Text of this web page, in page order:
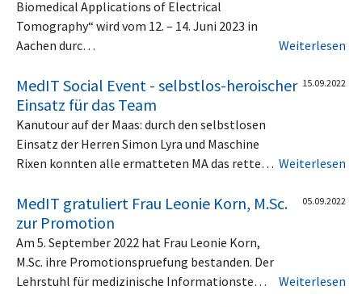
Biomedical Applications of Electrical
Tomography“ wird vom 12. – 14. Juni 2023 in
Aachen durc…
Weiterlesen
MedIT Social Event - selbstlos-heroischer
Einsatz für das Team
15.09.2022
Kanutour auf der Maas: durch den selbstlosen
Einsatz der Herren Simon Lyra und Maschine
Rixen konnten alle ermatteten MA das rette… Weiterlesen
MedIT gratuliert Frau Leonie Korn, M.Sc.
zur Promotion
05.09.2022
Am 5. September 2022 hat Frau Leonie Korn,
M.Sc. ihre Promotionspruefung bestanden. Der
Lehrstuhl für medizinische Informationste…
Weiterlesen